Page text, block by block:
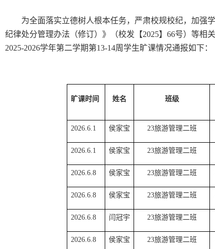
为全面落实立德树人根本任务，严肃校规校纪，加强
纪律处分管理办法（修订）》（校发【2025】66号）等相
2025-2026学年第二学期第13-14周学生旷课情况通报如下：
旷课时间 姓名 班级
2026.6.1 侯家宝 23旅游管理二班
2026.6.1 侯家宝 23旅游管理二班
2026.6.8 侯家宝 23旅游管理二班
2026.6.8 侯家宝 23旅游管理二班
2026.6.8 闫冠宇 23旅游管理二班
2026.6.8 侯家宝 23旅游管理二班